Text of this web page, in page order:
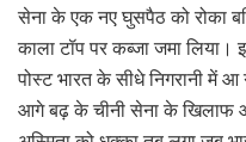
सेना के एक नए घुसपैठ को रोका
काला टॉप पर कब्जा जमा
पोस्ट भारत के सीधे निगरानी में
आगे बढ़ के चीनी सेना के खिलाफ